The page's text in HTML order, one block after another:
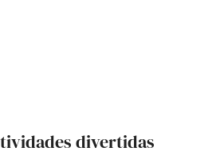
divertidas